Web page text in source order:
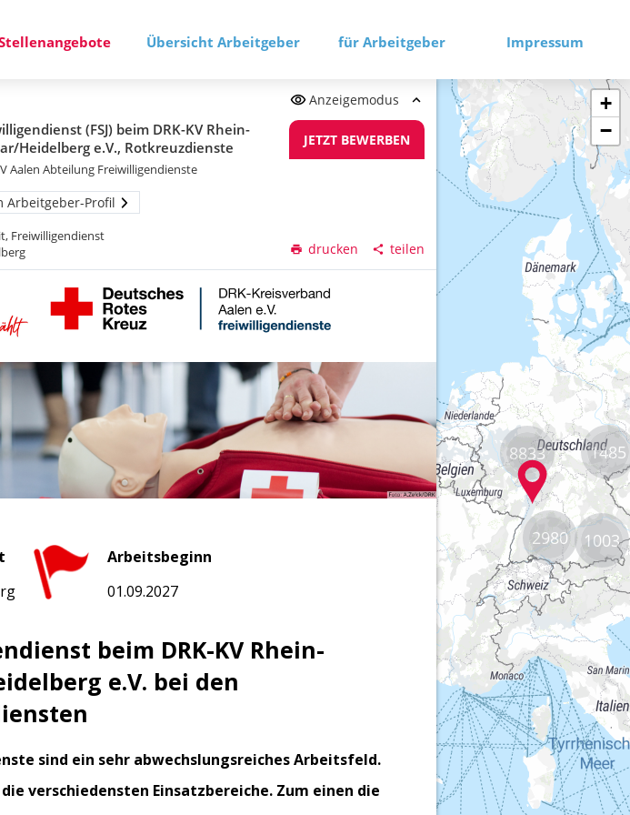
Übersicht Arbeitgeber für Arbeitgeber Impressum
Anzeigemodus
(FSJ) beim DRK-KV Rhein-
Heidelberg e.V., Rotkreuzdienste
Aalen Abteilung Freiwilligendienste
Arbeitgeber-Profil
Freiwilligendienst
JETZT BEWERBEN
drucken teilen
8833
2980
1485
1003
+
−